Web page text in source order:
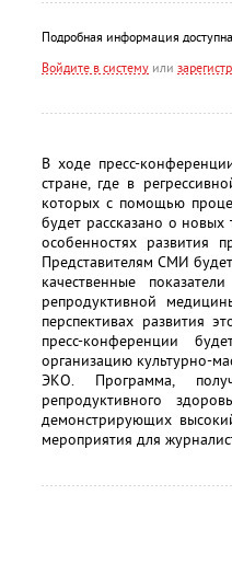
Подробная информация
Войдите в систему или
В ходе пресс-
стране, где в
которых с помощью
будет рассказано о
особенностях
Представителям СМИ
качественные
репродуктивной
перспективах развития
пресс-конференции
организацию культурно-
ЭКО. Программа,
репродуктивного
демонстрирующих
мероприятия для